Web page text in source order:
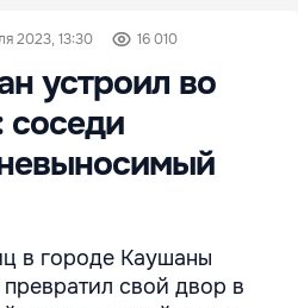
2023, 13:30 16 010
устроил во
соседи
в городе Каушаны
свой двор в